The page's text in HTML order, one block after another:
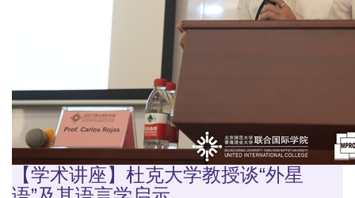
【学术讲座】杜克大学教授谈“外星